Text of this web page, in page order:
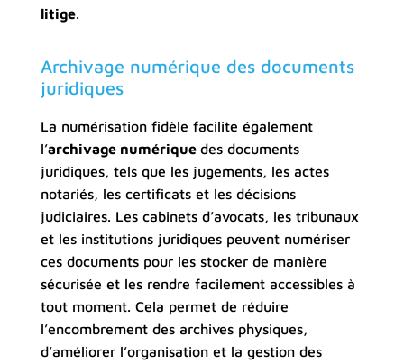
litige.
Archivage numérique des documents
juridiques
La numérisation fidèle facilite également
l’archivage numérique des documents
juridiques, tels que les jugements, les actes
notariés, les certificats et les décisions
judiciaires. Les cabinets d’avocats, les tribunaux
et les institutions juridiques peuvent numériser
ces documents pour les stocker de manière
sécurisée et les rendre facilement accessibles à
tout moment. Cela permet de réduire
l’encombrement des archives physiques,
d’améliorer l’organisation et la gestion des